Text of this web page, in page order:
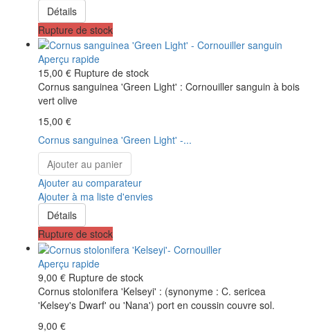
Détails
Rupture de stock
Aperçu rapide
15,00 € Rupture de stock
Cornus sanguinea 'Green Light' : Cornouiller sanguin à bois
vert olive
15,00 €
Cornus sanguinea 'Green Light' -...
Ajouter au panier
Ajouter au comparateur
Ajouter à ma liste d'envies
Détails
Rupture de stock
Aperçu rapide
9,00 € Rupture de stock
Cornus stolonifera 'Kelseyi' : (synonyme : C. sericea
'Kelsey's Dwarf' ou 'Nana') port en coussin couvre sol.
9,00 €